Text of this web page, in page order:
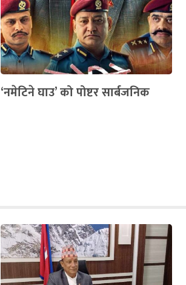
‘नमेटिने घाउ’ को पोष्टर सार्बजनिक